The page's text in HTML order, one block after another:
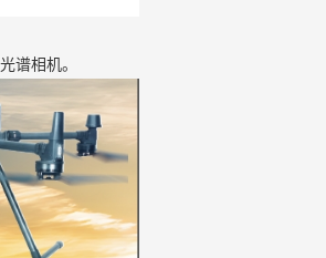
谱相机。